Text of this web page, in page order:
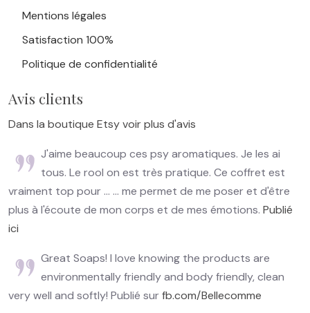
Mentions légales
Satisfaction 100%
Politique de confidentialité
Avis clients
Dans la boutique Etsy voir plus d'avis
J'aime beaucoup ces psy aromatiques. Je les ai
tous. Le rool on est très pratique. Ce coffret est
vraiment top pour ... ... me permet de me poser et d'être
plus à l'écoute de mon corps et de mes émotions. Publié
ici
Great Soaps! I love knowing the products are
environmentally friendly and body friendly, clean
very well and softly! Publié surfb.com/Bellecomme